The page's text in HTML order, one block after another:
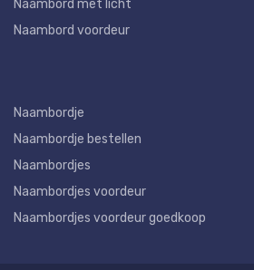
Naambord met licht
Naambord voordeur
Naambordje
Naambordje bestellen
Naambordjes
Naambordjes voordeur
Naambordjes voordeur goedkoop